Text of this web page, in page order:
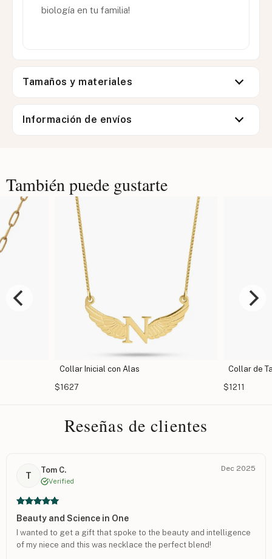
biología en tu familia!
Tamaños y materiales
Información de envíos
También puede gustarte
Collar de Tabla de Surf
Reseñas de clientes
T
Tom C.
Verified
Dec 2025
Beauty and Science in One
I wanted to get a gift that spoke to the beauty and intelligence
of my niece and this was necklace the perfect blend!